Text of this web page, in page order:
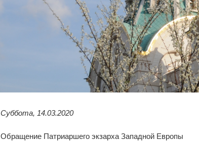
Суббота, 14.03.2020
Обращение Патриаршего экзарха Западной Европы